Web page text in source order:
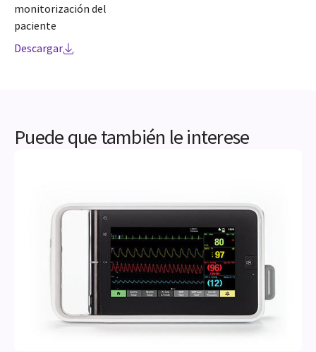
monitorización del
paciente
Descargar
Puede que también le interese